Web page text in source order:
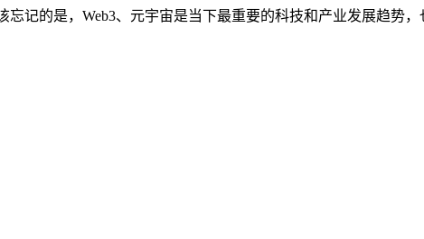
记的是，Web3、元宇宙是当下最重要的科技和产业发展趋势